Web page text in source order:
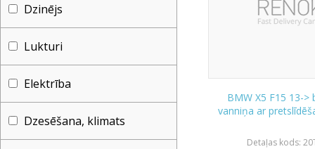
Dzinējs
Lukturi
Elektrība
Dzesēšana, klimats
BMW X5 F15 13->
vanniņa ar
Detaļas kods: